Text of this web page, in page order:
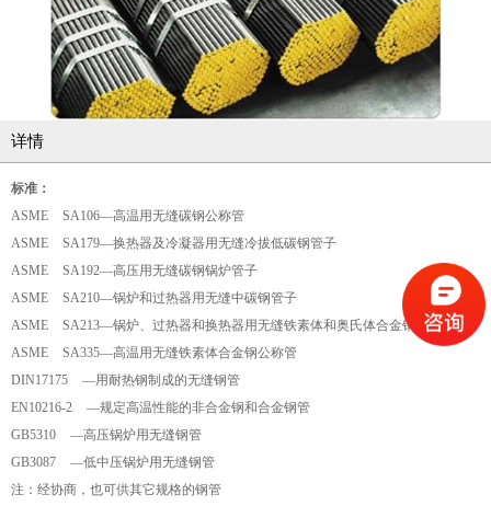
详情
标准：
ASME SA106—高温用无缝碳钢公称管
ASME SA179—换热器及冷凝器用无缝冷拔低碳钢管子
ASME SA192—高压用无缝碳钢锅炉管子
ASME SA210—锅炉和过热器用无缝中碳钢管子
ASME SA213—锅炉、过热器和换热器用无缝铁素体和奥氏体合金钢管子
ASME SA335—高温用无缝铁素体合金钢公称管
DIN17175 —用耐热钢制成的无缝钢管
EN10216-2 —规定高温性能的非合金钢和合金钢管
GB5310 —高压锅炉用无缝钢管
GB3087 —低中压锅炉用无缝钢管
注：经协商，也可供其它规格的钢管